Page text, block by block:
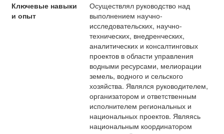
Ключевые навыки
и опыт
Осуществлял руководство над
выполнением научно-
исследовательских, научно-
технических, внедренческих,
аналитических и консалтинговых
проектов в области управления
водными ресурсами, мелиорации
земель, водного и сельского
хозяйства. Являлся руководителем,
организатором и ответственным
исполнителем региональных и
национальных проектов. Являясь
национальным координатором